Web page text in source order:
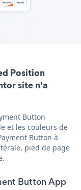
Position
site n'a
Button
et les couleurs de
Button à
pied de page
Button App